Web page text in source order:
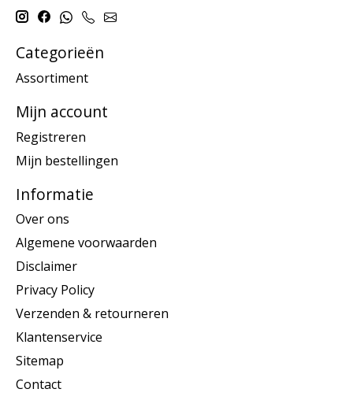
Categorieën
Assortiment
Mijn account
Registreren
Mijn bestellingen
Informatie
Over ons
Algemene voorwaarden
Disclaimer
Privacy Policy
Verzenden & retourneren
Klantenservice
Sitemap
Contact